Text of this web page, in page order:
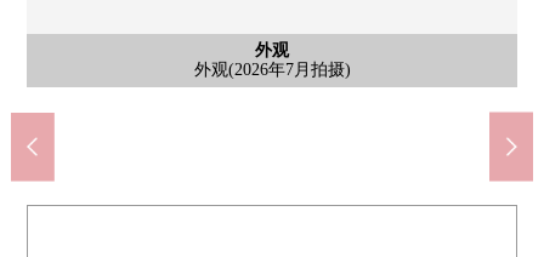
外观
外观(2026年7月拍摄)
含有前面道路的外观
含有前面道路的外观
外观
外观
外观
外观
外观
外观
外观
当地
含有前面道路的外观
含有前面道路的当地
外观
外观
含有前面道路的外观
含有前面道路的当地
含有前面道路的外观
含有前面道路的当地
Create S、D矶子森店(约500m)
步行7分钟。
Lawson矶子森5丁目商店(约500m)
步行7分钟。
京急商店屏风ka海湾店(约900m)
步行12分钟。
医疗法人光阳会关东医院(约1200m)
步行15分钟。
横滨中原邮局(约800m)
步行10分钟。
横滨市立屏风浦小学(约1000m)
步行13分钟。
横滨市立森中学校(约450m)
步行6分钟。